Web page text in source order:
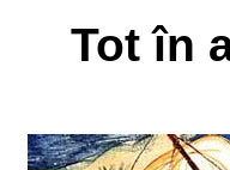
Tot în